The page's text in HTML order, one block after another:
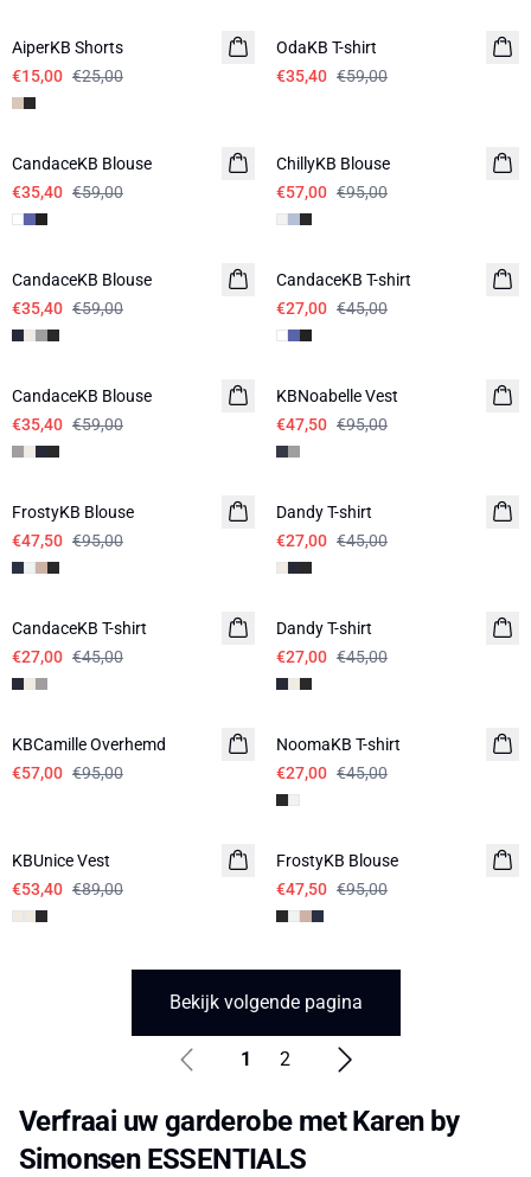
AiperKB Shorts
€15,00 €25,00
OdaKB T-shirt
€35,40 €59,00
-40%
CandaceKB Blouse
€35,40 €59,00
ChillyKB Blouse
€57,00 €95,00
-40%
CandaceKB Blouse
€35,40 €59,00
-40%
CandaceKB T-shirt
€27,00 €45,00
-40%
CandaceKB Blouse
€35,40 €59,00
-50%
KBNoabelle Vest
€47,50 €95,00
-50%
FrostyKB Blouse
€47,50 €95,00
-40%
Dandy T-shirt
€27,00 €45,00
-40%
CandaceKB T-shirt
€27,00 €45,00
-40%
Dandy T-shirt
€27,00 €45,00
-40%
KBCamille Overhemd
€57,00 €95,00
-40%
NoomaKB T-shirt
€27,00 €45,00
KBUnice Vest
€53,40 €89,00
-50%
FrostyKB Blouse
€47,50 €95,00
Bekijk volgende pagina
1 2
Verfraai uw garderobe met Karen by
Simonsen ESSENTIALS